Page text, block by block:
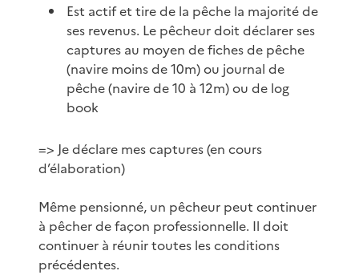
Est actif et tire de la pêche la majorité de
ses revenus. Le pêcheur doit déclarer ses
captures au moyen de fiches de pêche
(navire moins de 10m) ou journal de
pêche (navire de 10 à 12m) ou de log
book
=> Je déclare mes captures (en cours
d’élaboration)
Même pensionné, un pêcheur peut continuer
à pêcher de façon professionnelle. Il doit
continuer à réunir toutes les conditions
précédentes.